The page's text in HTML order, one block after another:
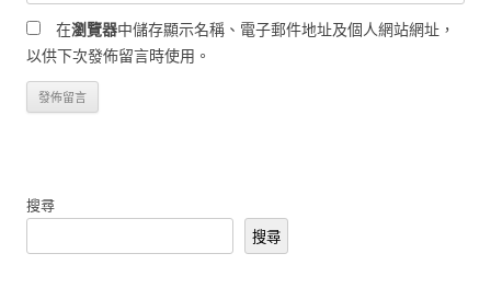
在瀏覽器中儲存顯示名稱、電子郵件地址及個人網站網址，
以供下次發佈留言時使用。
搜尋
搜尋